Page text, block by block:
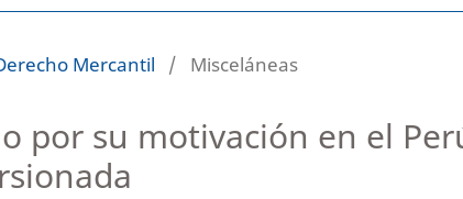
Mercantil / Misceláneas
por su motivación en el